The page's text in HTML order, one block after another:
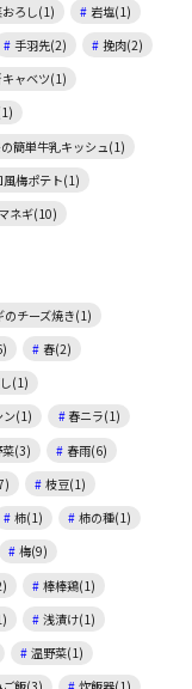
ろし(1)
岩塩(1)
手羽先(2)
挽肉(2)
ャベツ(1)
簡単牛乳キッシュ(1)
風梅ポテト(1)
ネギ(10)
のチーズ焼き(1)
春(2)
(1)
ン(1)
春ニラ(1)
菜(3)
春雨(6)
枝豆(1)
柿(1)
柿の種(1)
梅(9)
棒棒鶏(1)
浅漬け(1)
温野菜(1)